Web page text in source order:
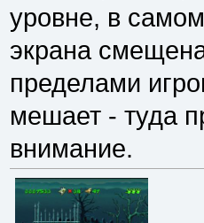
уровне, в
экрана
пределами
мешает - туда
внимание.